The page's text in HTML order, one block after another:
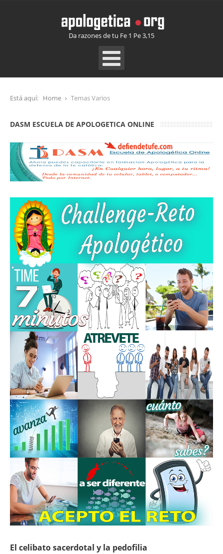
Da razones de tu Fe 1 Pe 3,15
Está aquí: Home Temas Varios
DASM ESCUELA DE APOLOGETICA ONLINE
El celibato sacerdotal y la pedofilia